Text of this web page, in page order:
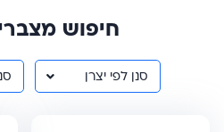
חיפוש
סנן לפי יצרן